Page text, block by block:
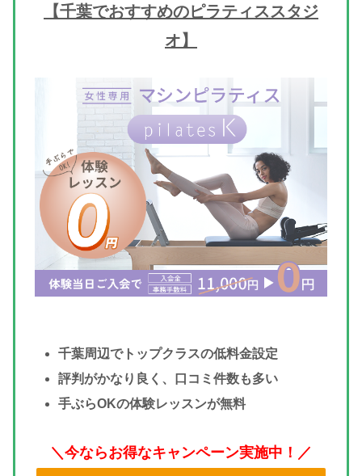
【千葉でおすすめのピラティススタジ
オ】
千葉周辺でトップクラスの低料金設定
評判がかなり良く、口コミ件数も多い
手ぶらOKの体験レッスンが無料
＼今ならお得なキャンペーン実施中！／